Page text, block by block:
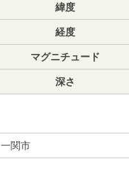
緯度
経度
マグニチュード
深さ
一関市